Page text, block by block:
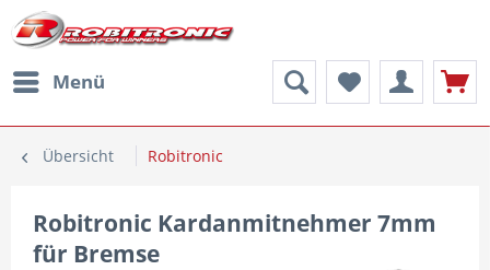
Menü
Übersicht Robitronic
Robitronic Kardanmitnehmer 7mm
für Bremse